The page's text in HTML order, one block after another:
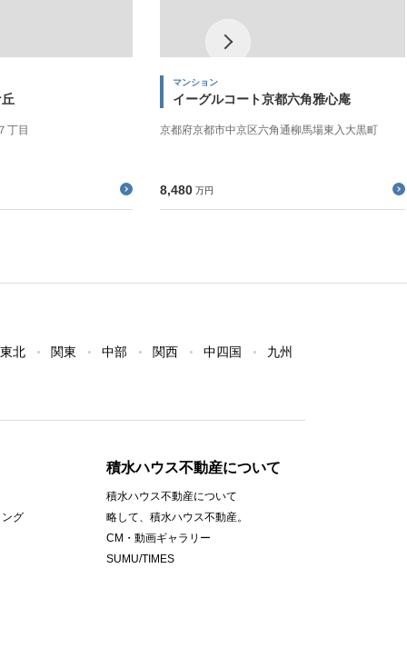
丁目
マンション
イーグルコート京都六角雅心庵
京都府京都市中京区六角通柳馬場東入大黒町
8,480 万円
東北 関東 中部 関西 中四国 九州
グ
積水ハウス不動産について
積水ハウス不動産について
略して、積水ハウス不動産。
CM・動画ギャラリー
SUMU/TIMES